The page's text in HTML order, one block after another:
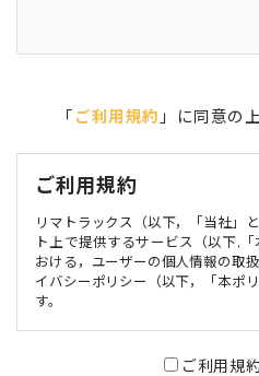
「 ご利用規約 」に同意の
ご利用規約
リマトラックス（以下，「当社」
ト上で提供するサービス（以下,
おける，ユーザーの個人情報の取
イバシーポリシー（以下，「本ポ
す。
第1条（個人情報）
ご利用規